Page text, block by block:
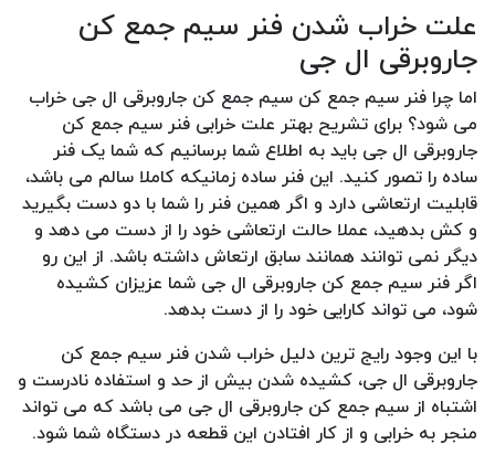
علت خراب شدن فنر سیم جمع کن
جاروبرقی ال جی
اما چرا فنر سیم جمع کن سیم جمع کن جاروبرقی ال جی خراب
می شود؟ برای تشریح بهتر علت خرابی فنر سیم جمع کن
جاروبرقی ال جی باید به اطلاع شما برسانیم که شما یک فنر
ساده را تصور کنید. این فنر ساده زمانیکه کاملا سالم می باشد،
قابلیت ارتعاشی دارد و اگر همین فنر را شما با دو دست بگیرید
و کش بدهید، عملا حالت ارتعاشی خود را از دست می دهد و
دیگر نمی توانند همانند سابق ارتعاش داشته باشد. از این رو
اگر فنر سیم جمع کن جاروبرقی ال جی شما عزیزان کشیده
شود، می تواند کارایی خود را از دست بدهد.
با این وجود رایج ترین دلیل خراب شدن فنر سیم جمع کن
جاروبرقی ال جی، کشیده شدن بیش از حد و استفاده نادرست و
اشتباه از سیم جمع کن جاروبرقی ال جی می باشد که می تواند
منجر به خرابی و از کار افتادن این قطعه در دستگاه شما شود.